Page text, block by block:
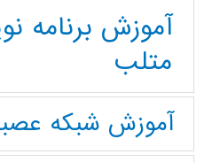
آموزش برنامه
متلب
آموزش شبکه